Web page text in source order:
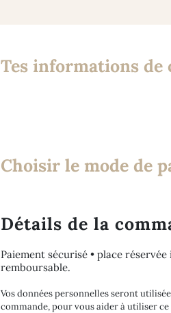
Tes informations de
Choisir le mode de
Détails de la
Paiement sécurisé • place
remboursable.
Vos données personnelles seront
commande, pour vous aider à utiliser ce